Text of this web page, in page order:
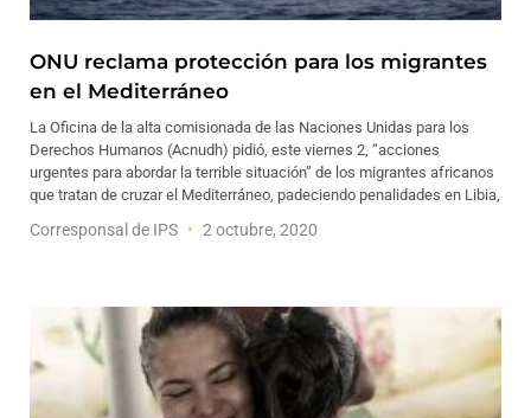
ONU reclama protección para los migrantes
en el Mediterráneo
La Oficina de la alta comisionada de las Naciones Unidas para los
Derechos Humanos (Acnudh) pidió, este viernes 2, “acciones
urgentes para abordar la terrible situación” de los migrantes africanos
que tratan de cruzar el Mediterráneo, padeciendo penalidades en Libia,
Corresponsal de IPS 2 octubre, 2020